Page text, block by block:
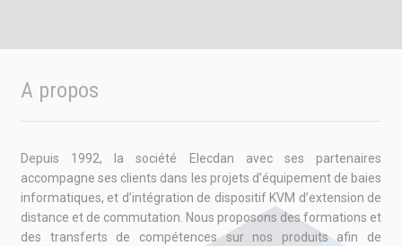
A propos
Depuis 1992, la société Elecdan avec ses partenaires
accompagne ses clients dans les projets d’équipement de baies
informatiques, et d’intégration de dispositif KVM d’extension de
distance et de commutation. Nous proposons des formations et
des transferts de compétences sur nos produits afin de